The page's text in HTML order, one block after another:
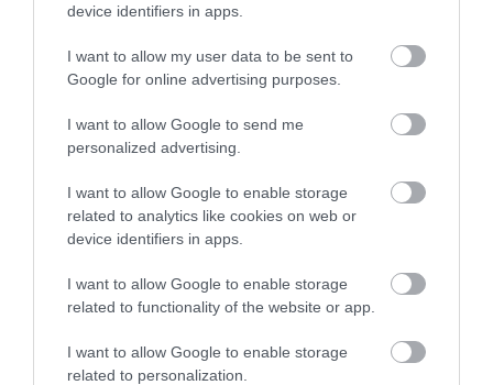
device identifiers in apps.
I want to allow my user data to be sent to
Google for online advertising purposes.
I want to allow Google to send me
personalized advertising.
I want to allow Google to enable storage
related to analytics like cookies on web or
device identifiers in apps.
I want to allow Google to enable storage
related to functionality of the website or app.
I want to allow Google to enable storage
related to personalization.
500 kilométeres hatótávval jöhet az új
Nissan Leaf
Felfrissült 2020-ra a Nissan Leaf